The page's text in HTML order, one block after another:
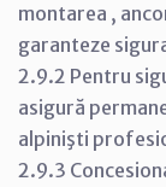
montarea ,
garanteze
2.9.2 Pentru
asigură
alpinişti
2.9.3